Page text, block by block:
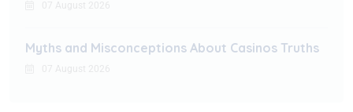
Myths and Misconceptions About Casinos Truths